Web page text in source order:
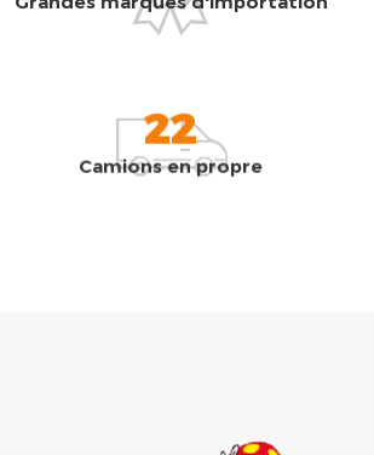
22
Camions en propre